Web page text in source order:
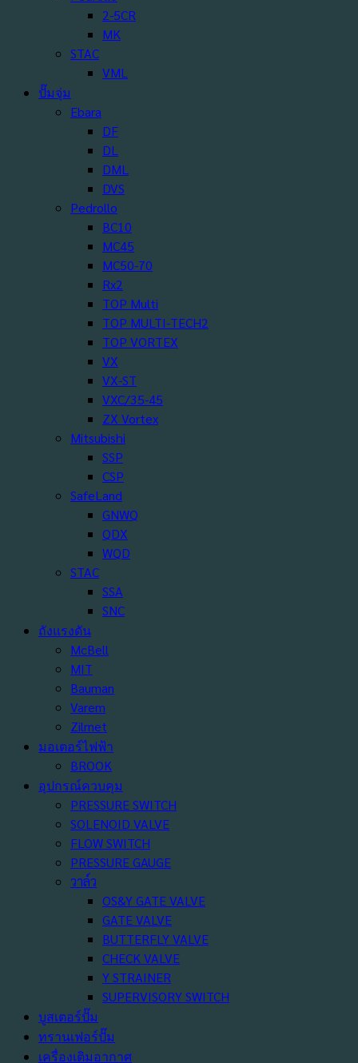
2-5CR
MK
STAC
VML
ปั๊มจุ่ม
Ebara
DF
DL
DML
DVS
Pedrollo
BC10
MC45
MC50-70
Rx2
TOP Multi
TOP MULTI-TECH2
TOP VORTEX
VX
VX-ST
VXC/35-45
ZX Vortex
Mitsubishi
SSP
CSP
SafeLand
GNWQ
QDX
WQD
STAC
SSA
SNC
ถังแรงดัน
McBell
MIT
Bauman
Varem
Zilmet
มอเตอร์ไฟฟ้า
BROOK
อุปกรณ์ควบคุม
PRESSURE SWITCH
SOLENOID VALVE
FLOW SWITCH
PRESSURE GAUGE
วาล์ว
OS&Y GATE VALVE
GATE VALVE
BUTTERFLY VALVE
CHECK VALVE
Y STRAINER
SUPERVISORY SWITCH
บูสเตอร์ปั๊ม
ทรานเฟอร์ปั๊ม
เครื่องเติมอากาศ